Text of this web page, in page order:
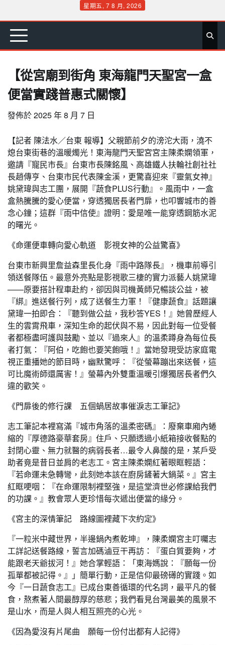
content
星期五, 7 8 月, 2026
首 要 娛 生 社 文 公 運 旅 政 地 專
【從宮廟到街角 東海龍門天聖宮一盒
便當實踐普惠式關懷】
發佈於2025 年 8 月 7 日
【記者 陳法水／台東 報導】父親節前夕的滂沱大雨，澆不
熄台東街巷的溫暖燭光！東海龍門天聖宮宮主陳柔嫻領軍，
邀請『寵民市長』台東市長陳銘風、高雄鐵人扶輪社創社社
長趙傳亨、台東市民代表陳金溪，更驚喜迎來『靈氣女神』
姚黛瑋與志工團，展開『蔬食PLUS行動』。風雨中，一盒
盒熱騰騰的愛心便當，穿透獨居長者門扉，也叩響城市的善
念心鐘；這群『雨中信使』證明：愛是唯一能穿透鋼筋水泥
的曙光。
《命運便車轉向愛心軌道 影視女神的公益驚喜》
台東市新興里詹益森里長化身『雨中路隊長』，機車前導引
領送餐隊伍。最意外亮點是影視歌三棲的實力派藝人姚黛瑋
——原要搭計程車赴約，卻因與司機黃師兄暢談公益，被
『綁』進送餐行列，成了送餐生力軍！『健康蔬食』話題讓
黛瑋一拍即合：『聽到做公益，我秒答YES！』她曾歷經人
生的雲霄飛車，深知生命的起伏與不易，因此對每一位受餐
者都極盡呵護與鼓勵、並以『過來人』的溫柔蹲身為每位長
者打氣：『阿伯，吃飽也要笑飽哦！』當她發現受訪家庭電
視正重播她的節目時，幽默驚呼：『從螢幕蹦出來送餐，這
可比魔術師還厲害！』螢幕內外雙重溫暖引爆獨居長者們久
違的歡笑。
《門扉後的修行課 五個蝸居故事催淚志工筆記》
志工筆記本裡寫滿『城市角落的溫柔密碼』：廢棄車廂內蜷
縮的『厚德路豪華套房』住戶、只願透過小紙箱接收餐點的
封閉心靈、無力就醫的病弱長者…最令人鼻酸的是，某戶受
助者竟是昔日並肩的老志工。宮主陳柔嫻紅著眼眶輕語：
『若命運未急轉彎，此刻她本該在廚房鏟著大鍋菜。』宮主
紅眶哽咽：『在命運限制裡堅強，是這堂濟世必修課給我們
的功課。』教會眾人更珍惜每次遞出便當的緣分。
《宮主的深情筆記 路線圖裡藏下次約定》
『一粒米中藏世界，半邊鍋內煮乾坤』，陳柔嫻宮主叮囑志
工詳記送餐路線，誓言加碼滷豆干再訪：『蛋白質要夠，才
能跟老天爺拔河！』她合掌輕語：「東海媽說：『願每一份
孤單都被記得。』」簡單行動，正是信仰最磅礡的實踐。如
今『一日蔬食志工』已成台東善循環的代名詞，最平凡的餐
食，熬煮著人間最醇厚的慈悲；我們看見台灣最美的風景不
是山水，而是人與人相互照亮的心光。
《因為愛沒有片尾曲 願每一份付出都有人記得》